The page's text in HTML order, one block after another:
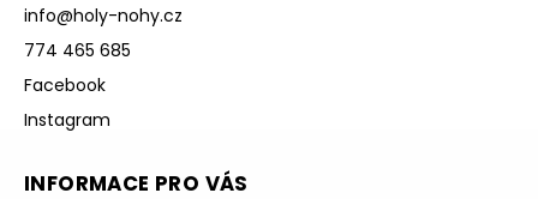
info@holy-nohy.cz
774 465 685
Facebook
Instagram
INFORMACE PRO VÁS